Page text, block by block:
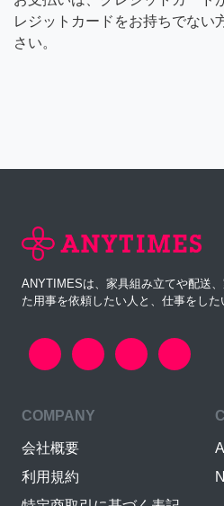
レジットカードをお持ちでない
さい。
ANYTIMESは、家具組み立てや配送
た用事を依頼したい人と、仕事をした
COMPANY
会社概要
利用規約